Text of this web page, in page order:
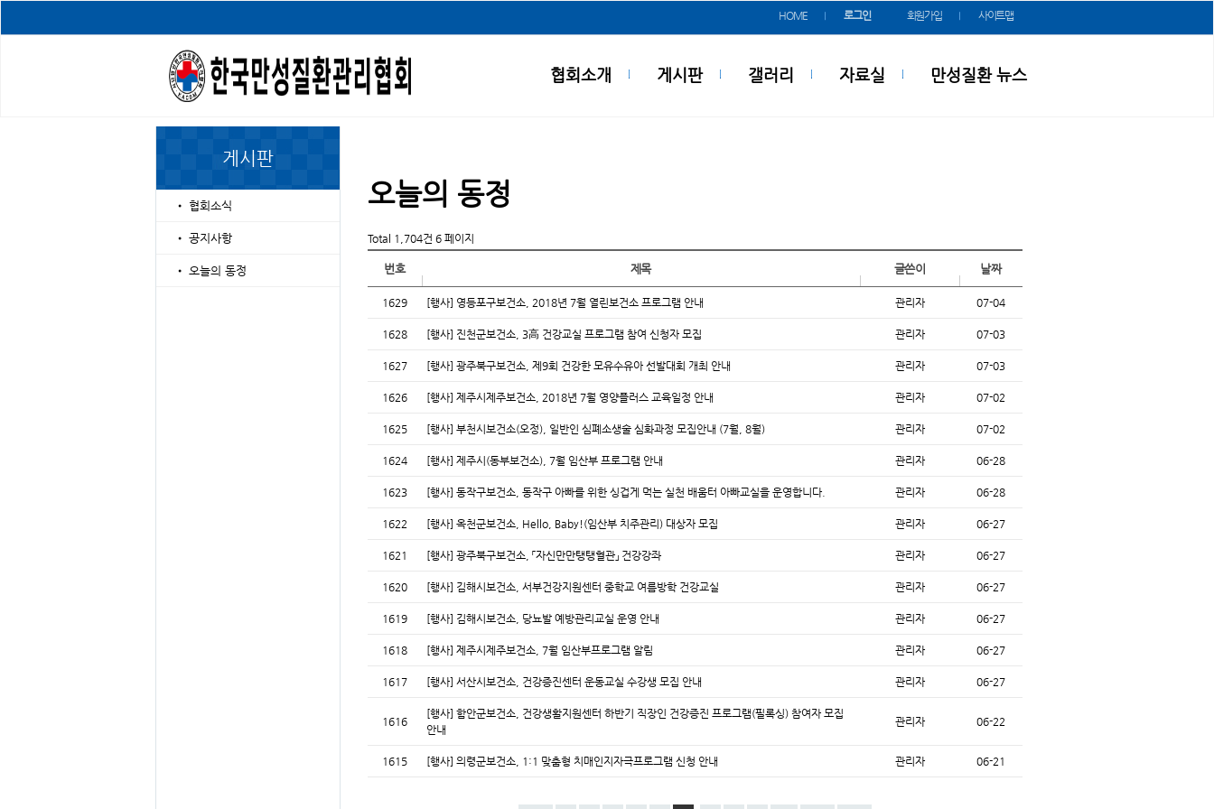
HOME 로그인 회원가입 사이트맵
협회소개 게시판 갤러리 자료실 만성질환 뉴스
게시판
• 협회소식
• 공지사항
• 오늘의 동정
오늘의 동정
Total 1,704건 6 페이지
번호 제목 글쓴이 날짜
1629 [행사] 영등포구보건소, 2018년 7월 열린보건소 프로그램 안내 관리자 07-04
1628 [행사] 진천군보건소, 3高 건강교실 프로그램 참여 신청자 모집 관리자 07-03
1627 [행사] 광주북구보건소, 제9회 건강한 모유수유아 선발대회 개최 안내 관리자 07-03
1626 [행사] 제주시제주보건소, 2018년 7월 영양플러스 교육일정 안내 관리자 07-02
1625 [행사] 부천시보건소(오정), 일반인 심폐소생술 심화과정 모집안내 (7월, 8월) 관리자 07-02
1624 [행사] 제주시(동부보건소), 7월 임산부 프로그램 안내 관리자 06-28
1623 [행사] 동작구보건소, 동작구 아빠를 위한 싱겁게 먹는 실천 배움터 아빠교실을 운영합니다. 관리자 06-28
1622 [행사] 옥천군보건소, Hello, Baby!(임산부 치주관리) 대상자 모집 관리자 06-27
1621 [행사] 광주북구보건소, 「자신만만탱탱혈관」 건강강좌 관리자 06-27
1620 [행사] 김해시보건소, 서부건강지원센터 중학교 여름방학 건강교실 관리자 06-27
1619 [행사] 김해시보건소, 당뇨발 예방관리교실 운영 안내 관리자 06-27
1618 [행사] 제주시제주보건소, 7월 임산부프로그램 알림 관리자 06-27
1617 [행사] 서산시보건소, 건강증진센터 운동교실 수강생 모집 안내 관리자 06-27
1616
[행사] 함안군보건소, 건강생활지원센터 하반기 직장인 건강증진 프로그램(필록싱) 참여자 모집
안내
관리자 06-22
1615 [행사] 의령군보건소, 1:1 맞춤형 치매인지자극프로그램 신청 안내 관리자 06-21